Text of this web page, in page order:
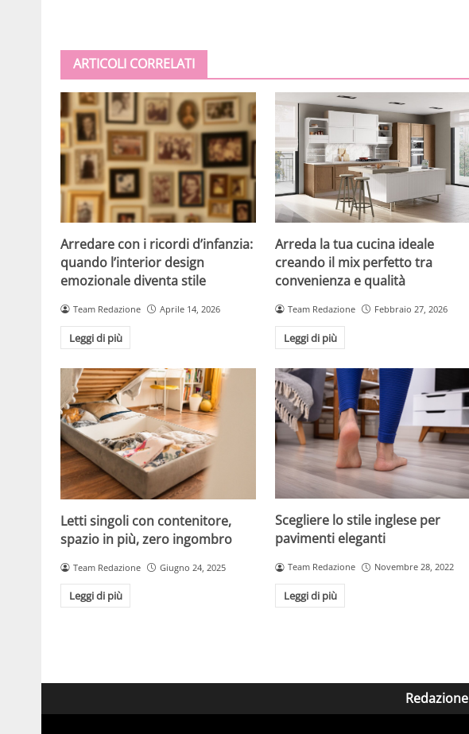
ARTICOLI CORRELATI
Arredare con i ricordi d’infanzia:
quando l’interior design
emozionale diventa stile
Team Redazione Aprile 14, 2026
Leggi di più
Arreda la tua cucina ideale
creando il mix perfetto tra
convenienza e qualità
Team Redazione Febbraio 27, 2026
Leggi di più
Letti singoli con contenitore,
spazio in più, zero ingombro
Team Redazione Giugno 24, 2025
Leggi di più
Scegliere lo stile inglese per
pavimenti eleganti
Team Redazione Novembre 28, 2022
Leggi di più
Redazione